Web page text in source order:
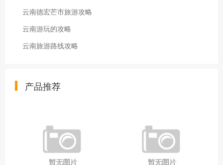
云南德宏芒市旅游攻略
云南游玩的攻略
云南旅游路线攻略
产品推荐